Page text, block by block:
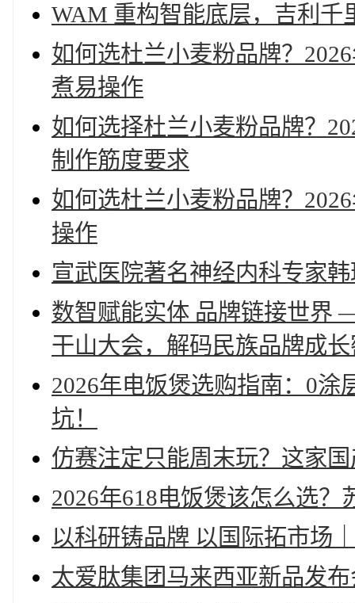
WAM 重构智能底层，吉利千
如何选杜兰小麦粉品牌？
煮易操作
如何选择杜兰小麦粉品牌？
制作筋度要求
如何选杜兰小麦粉品牌？
操作
宣武医院著名神经内科专家
数智赋能实体 品牌链接世界
干山大会，解码民族品牌成
2026年电饭煲选购指南：0涂
坑！
仿赛注定只能周末玩？这家
2026年618电饭煲该怎么选
以科研铸品牌 以国际拓市场
太爱肽集团马来西亚新品发